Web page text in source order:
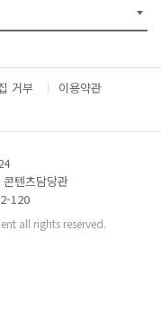
e
서
다
운
드
거부
이용약관
텐츠담당관
120
all rights reserved.